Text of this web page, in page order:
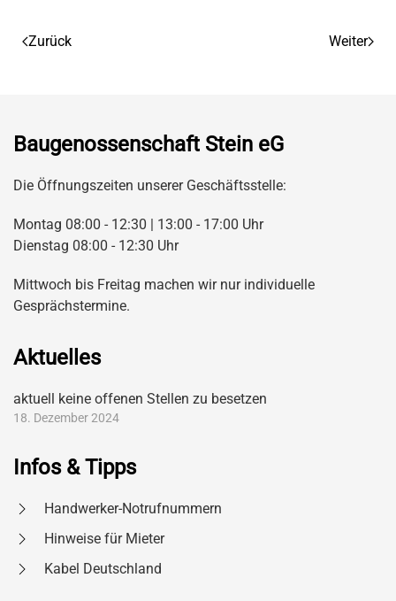
Zurück Weiter
Baugenossenschaft Stein eG
Die Öffnungszeiten unserer Geschäftsstelle:
Montag 08:00 - 12:30 | 13:00 - 17:00 Uhr
Dienstag 08:00 - 12:30 Uhr
Mittwoch bis Freitag machen wir nur individuelle
Gesprächstermine.
Aktuelles
aktuell keine offenen Stellen zu besetzen
18. Dezember 2024
Infos & Tipps
Handwerker-Notrufnummern
Hinweise für Mieter
Kabel Deutschland